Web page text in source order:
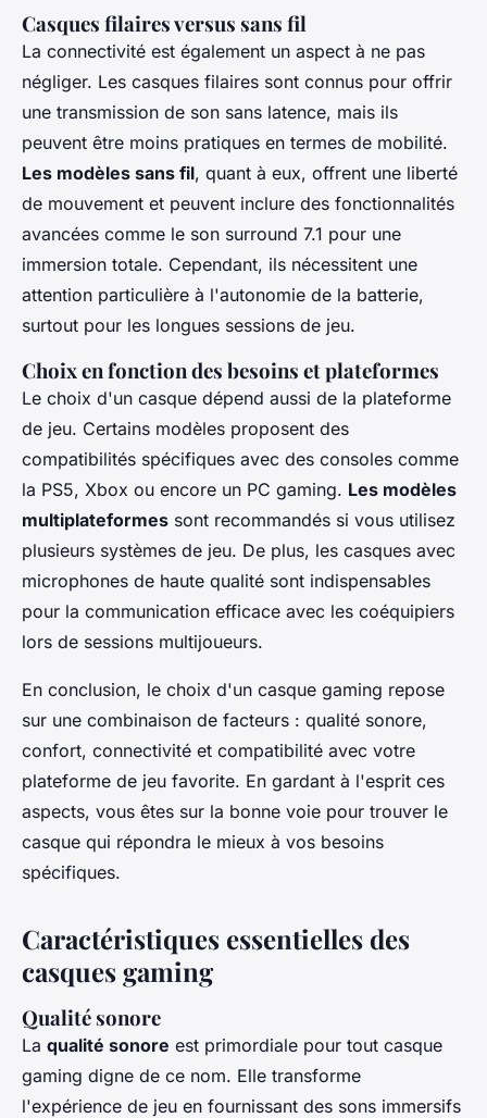
Casques filaires versus sans fil
La connectivité est également un aspect à ne pas
négliger. Les casques filaires sont connus pour offrir
une transmission de son sans latence, mais ils
peuvent être moins pratiques en termes de mobilité.
Les modèles sans fil, quant à eux, offrent une liberté
de mouvement et peuvent inclure des fonctionnalités
avancées comme le son surround 7.1 pour une
immersion totale. Cependant, ils nécessitent une
attention particulière à l'autonomie de la batterie,
surtout pour les longues sessions de jeu.
Choix en fonction des besoins et plateformes
Le choix d'un casque dépend aussi de la plateforme
de jeu. Certains modèles proposent des
compatibilités spécifiques avec des consoles comme
la PS5, Xbox ou encore un PC gaming. Les modèles
multiplateformes sont recommandés si vous utilisez
plusieurs systèmes de jeu. De plus, les casques avec
microphones de haute qualité sont indispensables
pour la communication efficace avec les coéquipiers
lors de sessions multijoueurs.
En conclusion, le choix d'un casque gaming repose
sur une combinaison de facteurs : qualité sonore,
confort, connectivité et compatibilité avec votre
plateforme de jeu favorite. En gardant à l'esprit ces
aspects, vous êtes sur la bonne voie pour trouver le
casque qui répondra le mieux à vos besoins
spécifiques.
Caractéristiques essentielles des
casques gaming
Qualité sonore
La qualité sonore est primordiale pour tout casque
gaming digne de ce nom. Elle transforme
l'expérience de jeu en fournissant des sons immersifs